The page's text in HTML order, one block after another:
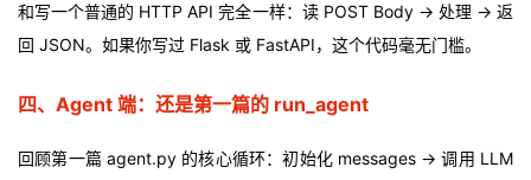
和写一个普通的 HTTP API 完全一样：读 POST Body → 处理 → 返
回 JSON。如果你写过 Flask 或 FastAPI，这个代码毫无门槛。
四、Agent 端：还是第一篇的 run_agent
回顾第一篇 agent.py 的核心循环：初始化 messages → 调用 LLM